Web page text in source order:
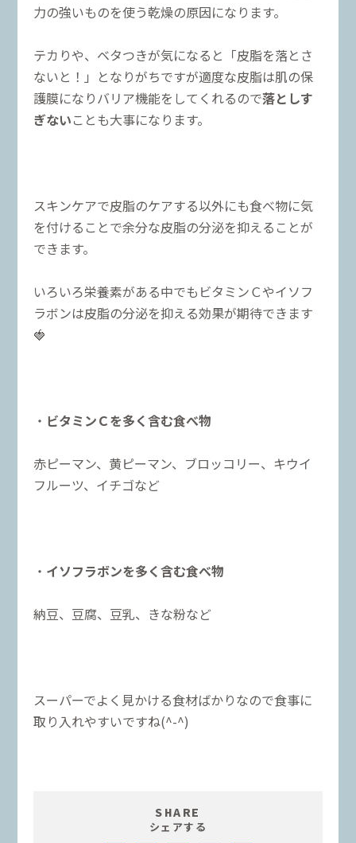
力の強いものを使う乾燥の原因になります。
テカりや、ベタつきが気になると「皮脂を落とさ
ないと！」となりがちですが適度な皮脂は肌の保
護膜になりバリア機能をしてくれるので落としす
ぎないことも大事になります。
スキンケアで皮脂のケアする以外にも食べ物に気
を付けることで余分な皮脂の分泌を抑えることが
できます。
いろいろ栄養素がある中でもビタミンＣやイソフ
ラボンは皮脂の分泌を抑える効果が期待できます
🍓
・ ビタミンＣを多く含む食べ物
赤ピーマン、黄ピーマン、ブロッコリー、キウイ
フルーツ、イチゴなど
・ イソフラボンを多く含む食べ物
納豆、豆腐、豆乳、きな粉など
スーパーでよく見かける食材ばかりなので食事に
取り入れやすいですね(^-^)
SHARE
シェアする